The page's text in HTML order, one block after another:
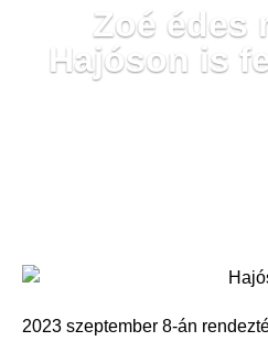
Zoé édes
Hajóson is
2023 szeptember 8-án